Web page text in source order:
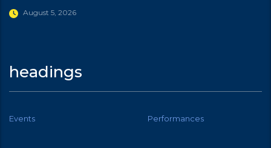
August 5, 2026
headings
Events Performances